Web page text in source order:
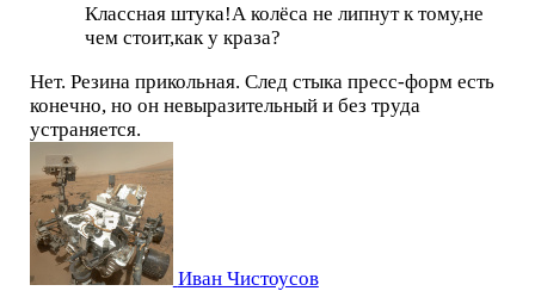
Классная штука!А колёса не липнут к тому,не
чем стоит,как у краза?
Нет. Резина прикольная. След стыка пресс-форм есть
конечно, но он невыразительный и без труда
устраняется.
Иван Чистоусов